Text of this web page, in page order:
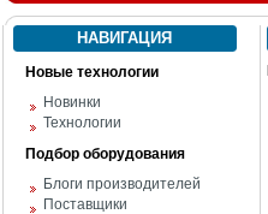
НАВИГАЦИЯ
Новые технологии
Новинки
Технологии
Подбор оборудования
Блоги производителей
Поставщики